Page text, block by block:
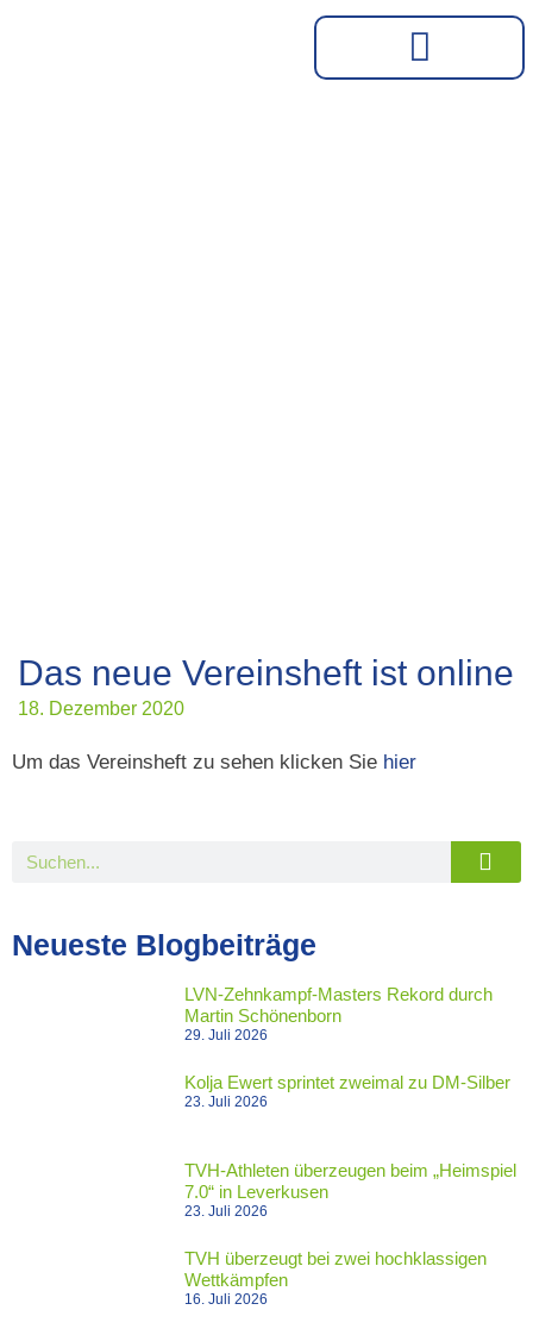
Das neue Vereinsheft ist online
18. Dezember 2020
Um das Vereinsheft zu sehen klicken Sie hier
Neueste Blogbeiträge
LVN-Zehnkampf-Masters Rekord durch
Martin Schönenborn
29. Juli 2026
Kolja Ewert sprintet zweimal zu DM-Silber
23. Juli 2026
TVH-Athleten überzeugen beim „Heimspiel
7.0“ in Leverkusen
23. Juli 2026
TVH überzeugt bei zwei hochklassigen
Wettkämpfen
16. Juli 2026